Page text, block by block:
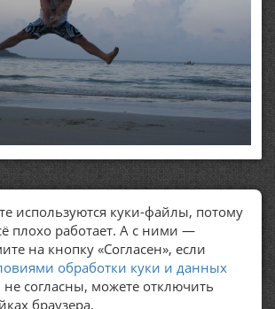
ССЫЛКИ
персональных данных
используются куки-файлы, потому
плохо работает. А с ними —
на кнопку «Согласен», если
обработки куки и данных
не согласны, можете отключить
браузера.